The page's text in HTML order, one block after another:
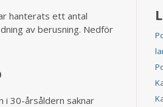
hanterats ett antal
av berusning. Nedför
i 30-årsåldern saknar